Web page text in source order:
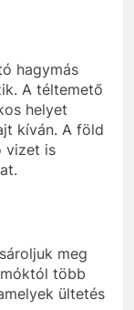
hagymás
A téltemető
helyet
kíván. A föld
vizet is
meg
több
ültetés